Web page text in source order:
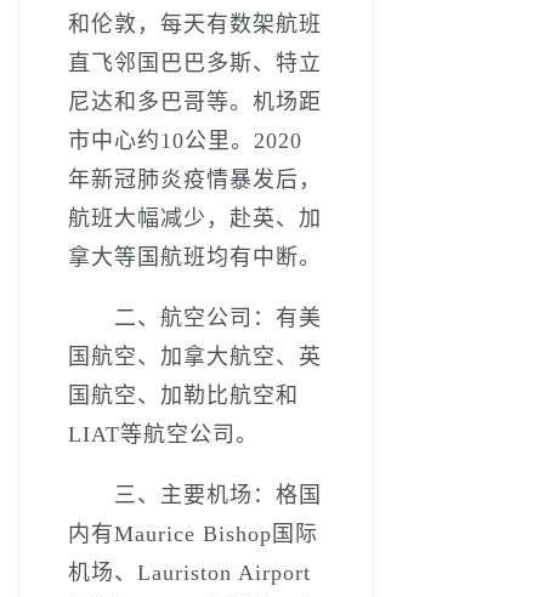
和伦敦，每天有数架航班
直飞邻国巴巴多斯、特立
尼达和多巴哥等。机场距
市中心约10公里。2020
年新冠肺炎疫情暴发后，
航班大幅减少，赴英、加
拿大等国航班均有中断。
二、航空公司：有美
国航空、加拿大航空、英
国航空、加勒比航空和
LIAT等航空公司。
三、主要机场：格国
内有Maurice Bishop国际
机场、Lauriston Airport